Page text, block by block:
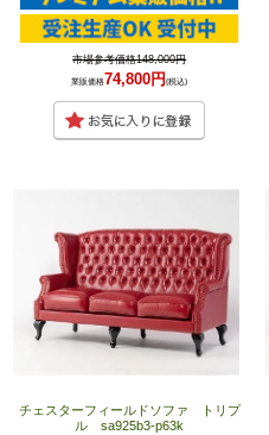
市場参考価格148,000円
業販価格74,800円(税込)
チェスターフィールドソファ トリプ
ル sa925b3-p63k